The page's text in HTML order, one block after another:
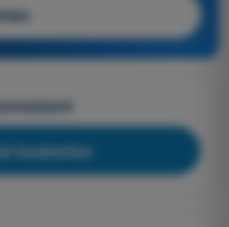
kostenlos